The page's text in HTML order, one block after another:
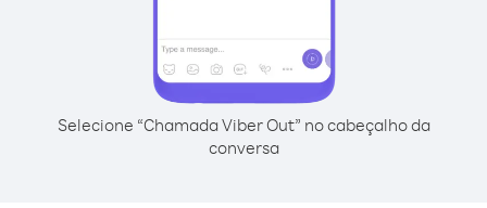
Selecione “Chamada Viber Out” no cabeçalho da
conversa